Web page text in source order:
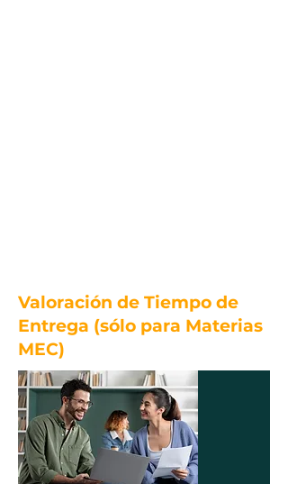
Valoración de Tiempo de
Entrega (sólo para Materias
MEC)